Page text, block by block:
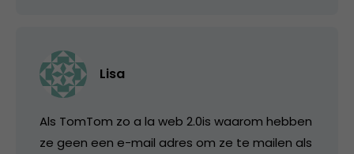
Lisa
Als TomTom zo a la web 2.0is waarom hebben
ze geen een e-mail adres om ze te mailen als